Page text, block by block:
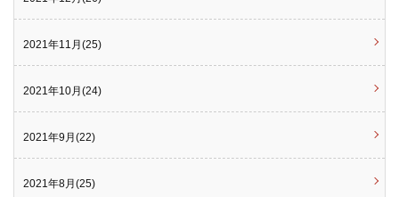
2021年11月(25)
2021年10月(24)
2021年9月(22)
2021年8月(25)